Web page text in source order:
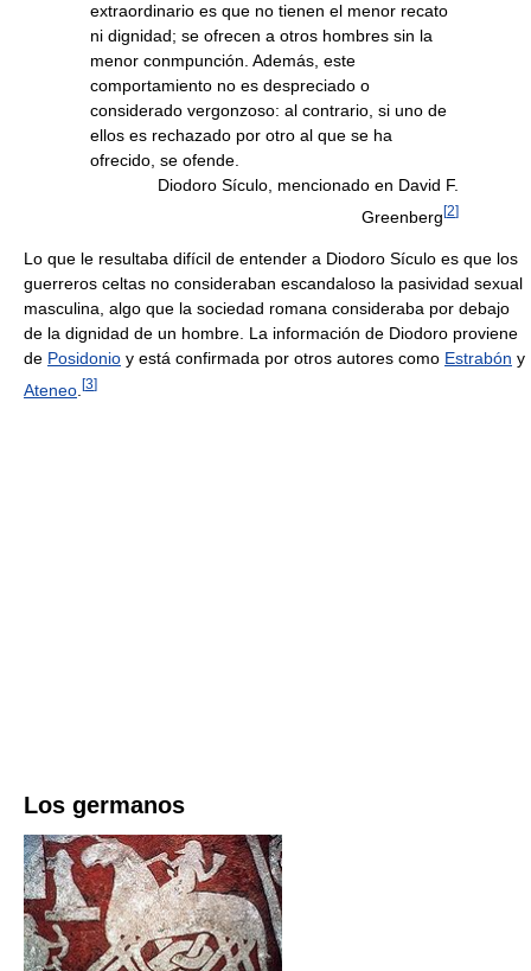
extraordinario es que no tienen el menor recato
ni dignidad; se ofrecen a otros hombres sin la
menor conmpunción. Además, este
comportamiento no es despreciado o
considerado vergonzoso: al contrario, si uno de
ellos es rechazado por otro al que se ha
ofrecido, se ofende.
Diodoro Sículo, mencionado en David F.
Greenberg [2]
Lo que le resultaba difícil de entender a Diodoro Sículo es que los
guerreros celtas no consideraban escandaloso la pasividad sexual
masculina, algo que la sociedad romana consideraba por debajo
de la dignidad de un hombre. La información de Diodoro proviene
de Posidonio y está confirmada por otros autores como Estrabón y
Ateneo [3]
Los germanos